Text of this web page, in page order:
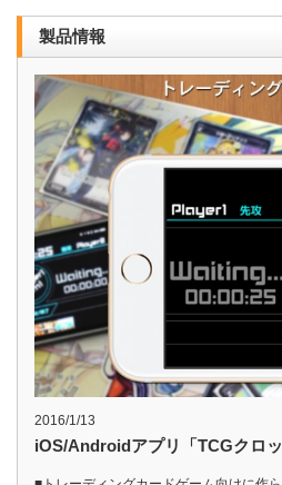
製品情報
2016/1/13
iOS/Androidアプリ「TCGクロッ